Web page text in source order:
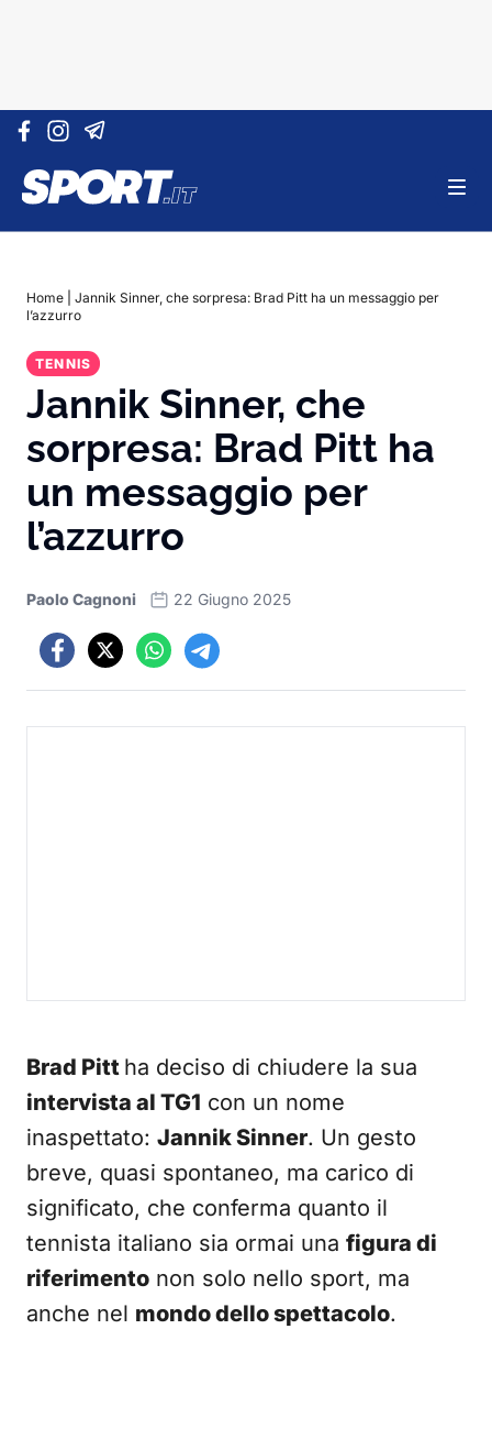
Vai al contenuto
Home
Jannik Sinner, che sorpresa: Brad Pitt ha un messaggio per
l’azzurro
TENNIS
Jannik Sinner, che
sorpresa: Brad Pitt ha
un messaggio per
l’azzurro
Paolo Cagnoni 22 Giugno 2025
Brad Pitt ha deciso di chiudere la sua
intervista al TG1 con un nome
inaspettato: Jannik Sinner. Un gesto
breve, quasi spontaneo, ma carico di
significato, che conferma quanto il
tennista italiano sia ormai una figura di
riferimento non solo nello sport, ma
anche nel mondo dello spettacolo.